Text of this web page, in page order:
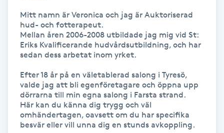
Hälsprickor
Idrottsmassage
IPL hårborttagning
Mitt namn är Veronica och jag är Auktoriserad
hud- och fotterapeut.
Mellan åren 2006-2008 utbildade jag mig vid St:
Eriks Kvalificerande hudvårdsutbildning, och har
sedan dess arbetat inom yrket.
Efter 18 år på en väletablerad salong i Tyresö,
valde jag att bli egenföretagare och öppna upp
dörrarna till min egna salong i Farsta strand.
Här kan du känna dig trygg och väl
omhändertagen, oavsett om du har specifika
besvär eller vill unna dig en stunds avkoppling.